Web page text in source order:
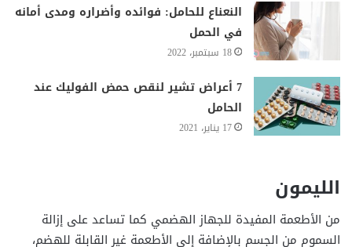
النعناع للحامل: فوائده وأضراره ومدى أمانه
في الحمل
18 سبتمبر، 2022
7 أعراض تشير لنقص حمض الفوليك عند
الحامل
17 يناير، 2021
الليمون
من الأطعمة المفيدة للجهاز الهضمي كما تساعد على إزالة
السموم من الجسم بالإضافة إلى الأطعمة غير القابلة للهضم،